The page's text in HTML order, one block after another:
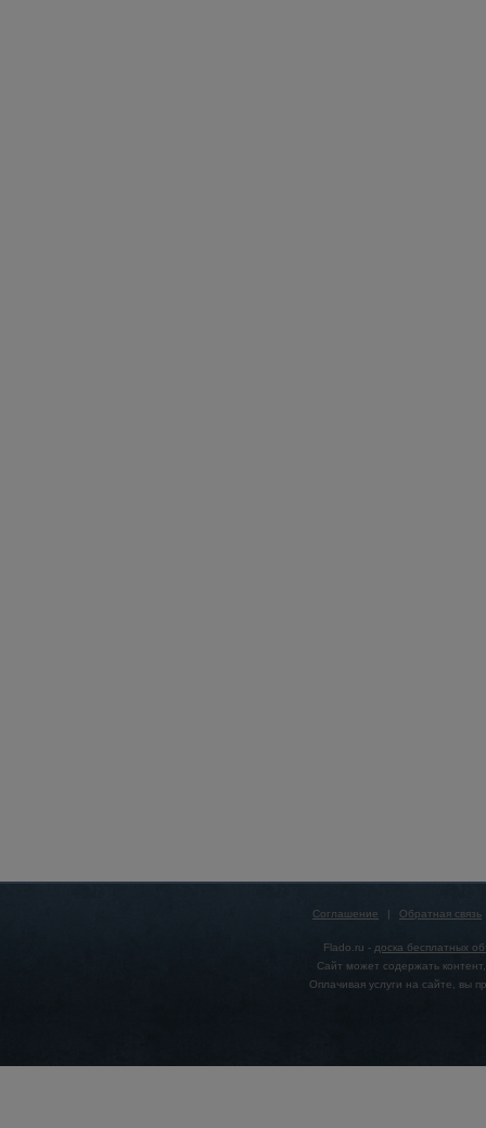
Соглашение | Обратная связь
Flado.ru - доска бесплатных
Сайт может содержать
Оплачивая услуги на сайте, вы